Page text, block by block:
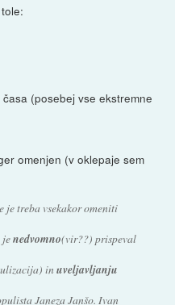
(posebej vse ekstremne
omenjen (v oklepaje sem
je treba vsekakor omeniti
jenedvomno(vir??) prispeval
in uveljavljanju
Janeza Janšo. Ivan